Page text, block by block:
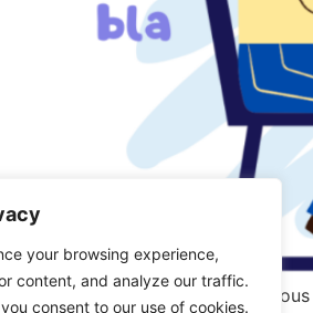
your browsing experience,
content, and analyze our traffic.
consent to our use of cookies.
Français, épisode 2: parle-t-on